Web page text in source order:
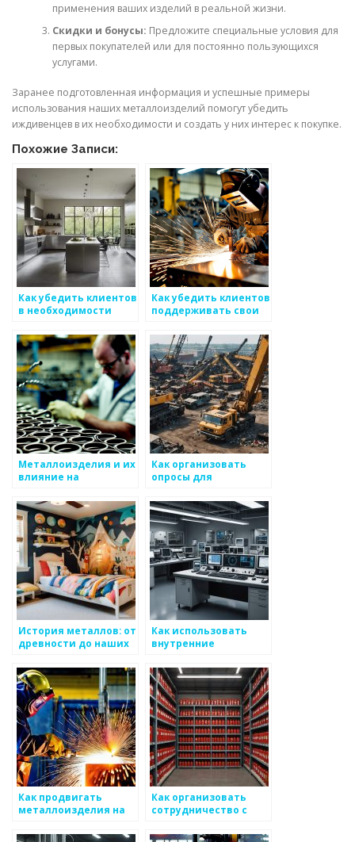
применения ваших изделий в реальной жизни.
Скидки и бонусы: Предложите специальные условия для
первых покупателей или для постоянно пользующихся
услугами.
Заранее подготовленная информация и успешные примеры
использования наших металлоизделий помогут убедить
иждивенцев в их необходимости и создать у них интерес к покупке.
Похожие Записи:
Как убедить клиентов
в необходимости
металоизделий
Как убедить клиентов
поддерживать свои
производстве
металоизделий
Металлоизделия и их
влияние на
домов
Как организовать
опросы для
связи от клиентов
металоизделий
История металлов: от
древности до наших
Как использовать
внутренние
повышения степени
использования
металоизделий
Как продвигать
металлоизделия на
Как организовать
сотрудничество с
для продвижения